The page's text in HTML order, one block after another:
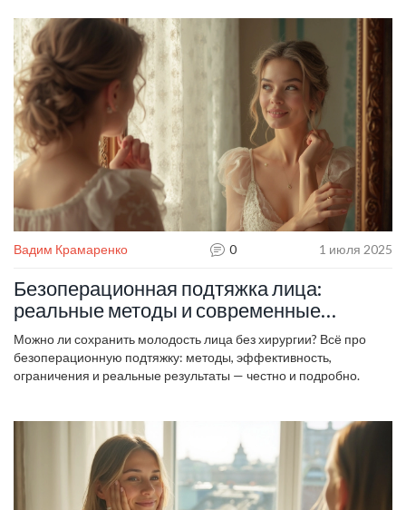
Вадим Крамаренко 0 1 июля 2025
Безоперационная подтяжка лица:
реальные методы и современные
технологии омоложения
Можно ли сохранить молодость лица без хирургии? Всё про
безоперационную подтяжку: методы, эффективность,
ограничения и реальные результаты — честно и подробно.